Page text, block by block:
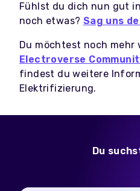
Fühlst du dich nun gut
noch etwas? Sag uns
Du möchtest noch mehr
Electroverse
findest du weitere
Elektrifizierung.
Du